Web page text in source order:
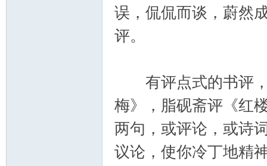
误，侃侃而谈，蔚然
评。
有评点式的书评，
梅》，脂砚斋评《红
两句，或评论，或诗
议论，使你冷丁地精